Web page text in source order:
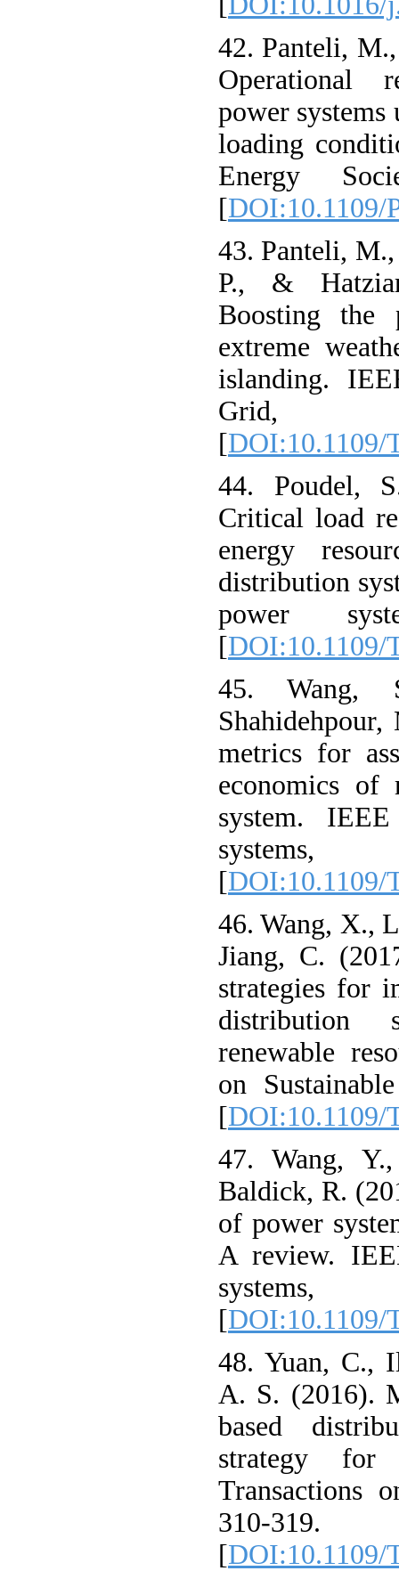
42. Panteli,
Operational
power systems
loading
Energy
[DOI:10.1109/
43. Panteli,
P., &
Boosting the
extreme
islanding.
Grid,
[DOI:10.1109/
44. Poudel,
Critical load
energy
distribution
power
[DOI:10.1109/
45.
metrics for
economics of
system.
systems,
[DOI:10.1109/
46. Wang, X.,
Jiang, C.
strategies for
distribution
renewable
on
[DOI:10.1109/
47. Wang,
Baldick, R.
of power
A review.
systems,
[DOI:10.1109/
48. Yuan, C.,
A. S. (2016).
based
strategy
Transactions
310-319.
[DOI:10.1109/